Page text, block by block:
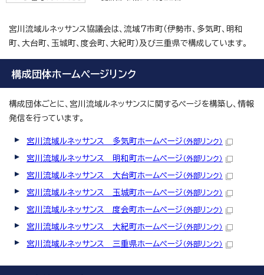
宮川流域ルネッサンス協議会は、流域7市町（伊勢市、多気町、明和
町、大台町、玉城町、度会町、大紀町）及び三重県で構成しています。
構成団体ホームページリンク
構成団体ごとに、宮川流域ルネッサンスに関するページを構築し、情報
発信を行っています。
宮川流域ルネッサンス 多気町ホームページ （外部リンク）
宮川流域ルネッサンス 明和町ホームページ （外部リンク）
宮川流域ルネッサンス 大台町ホームページ （外部リンク）
宮川流域ルネッサンス 玉城町ホームページ （外部リンク）
宮川流域ルネッサンス 度会町ホームページ （外部リンク）
宮川流域ルネッサンス 大紀町ホームページ （外部リンク）
宮川流域ルネッサンス 三重県ホームページ （外部リンク）